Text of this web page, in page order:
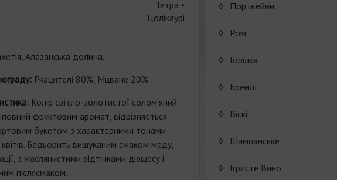
Тетра •
Цолікаурі
Алазанська долина.
: Ркацителі 80%, Мцване 20%.
Колір світло-золотистої солом'яний.
фруктовим аромат, відрізняється
букетом з характерними тонами
Бадьорить вишуканим смаком меду,
з маслянистими відтінками дюшесу і
післясмаком.
Alcohol Free
Коньячный Дом Camus
Коньяк Camus
Портвейни
Porto Valdouro
Серия портвейнов
Ром
NavyIsland Rum
Ром серии Navy Island
Горілка
Бренді
JP. Chenet Brandy
JP. Chenet Brandy
Віскі
Шампанське
Champagne Drappier
Iгристе Вино